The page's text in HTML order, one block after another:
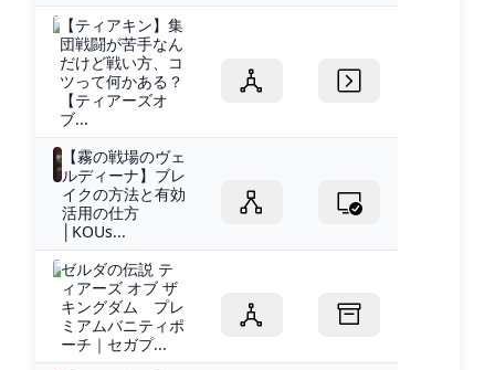
【ティアキン】集
団戦闘が苦手なん
だけど戦い方、コ
ツって何かある？
【ティアーズオ
ブ...
【霧の戦場のヴェ
ルディーナ】ブレ
イクの方法と有効
活用の仕方
│KOUs...
ゼルダの伝説 テ
ィアーズ オブ ザ
キングダム プレ
ミアムバニティポ
ーチ｜セガプ...